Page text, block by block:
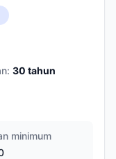
30 tahun
minimum